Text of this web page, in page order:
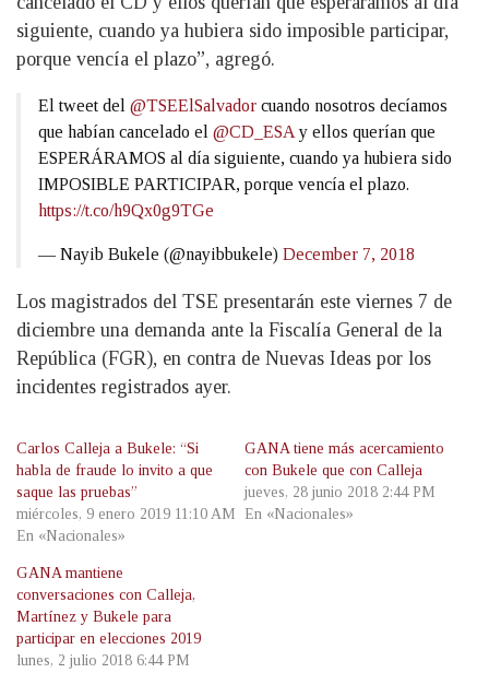
siguiente, cuando ya hubiera sido imposible participar,
porque vencía el plazo”, agregó.
El tweet del @TSEElSalvador cuando nosotros decíamos
que habían cancelado el @CD_ESA y ellos querían que
ESPERÁRAMOS al día siguiente, cuando ya hubiera sido
IMPOSIBLE PARTICIPAR, porque vencía el plazo.
https://t.co/h9Qx0g9TGe
— Nayib Bukele (@nayibbukele) December 7, 2018
Los magistrados del TSE presentarán este viernes 7 de
diciembre una demanda ante la Fiscalía General de la
República (FGR), en contra de Nuevas Ideas por los
incidentes registrados ayer.
Carlos Calleja a Bukele: “Si
habla de fraude lo invito a que
saque las pruebas”
miércoles, 9 enero 2019 11:10 AM
En «Nacionales»
GANA tiene más acercamiento
con Bukele que con Calleja
jueves, 28 junio 2018 2:44 PM
En «Nacionales»
GANA mantiene
conversaciones con Calleja,
Martínez y Bukele para
participar en elecciones 2019
lunes, 2 julio 2018 6:44 PM